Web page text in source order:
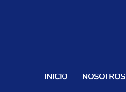
INICIO NOSOTROS